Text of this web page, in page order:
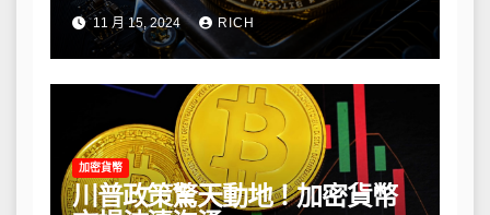
11 月 15, 2024 RICH
加密貨幣
川普政策驚天動地！加密貨幣